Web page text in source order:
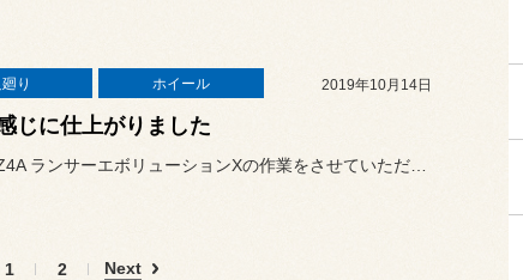
り ホイール 2019年10月14日
じに仕上がりました
1 2 Next